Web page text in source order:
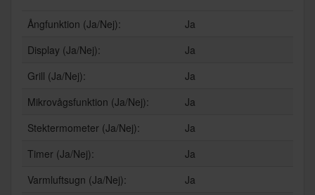
Ångfunktion (Ja/Nej):
Ja
Display (Ja/Nej):
Ja
Grill (Ja/Nej):
Ja
Mikrovågsfunktion (Ja/Nej):
Ja
Stektermometer (Ja/Nej):
Ja
Timer (Ja/Nej):
Ja
Varmluftsugn (Ja/Nej):
Ja